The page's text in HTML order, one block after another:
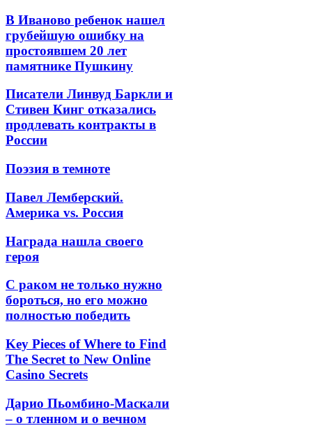
В Иваново ребенок нашел
грубейшую ошибку на
простоявшем 20 лет
памятнике Пушкину
Писатели Линвуд Баркли и
Стивен Кинг отказались
продлевать контракты в
России
Поэзия в темноте
Павел Лемберский.
Америка vs. Россия
Награда нашла своего
героя
С раком не только нужно
бороться, но его можно
полностью победить
Key Pieces of Where to Find
The Secret to New Online
Casino Secrets
Дарио Пьомбино-Маскали
– о тленном и о вечном